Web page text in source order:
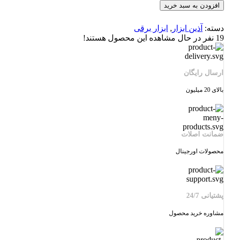
افزودن به سبد خرید
دسته: آذین ابزار , ابزار برقی
19 نفر در حال مشاهده این محصول هستند!
ارسال رایگان
بالای 20 میلیون
ضمانت اصلات
محصولات اورجینال
پشتیانی 24/7
مشاوره خرید محصول